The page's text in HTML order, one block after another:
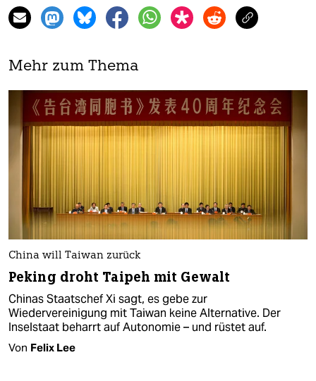
Mehr zum Thema
China will Taiwan zurück
Peking droht Taipeh mit Gewalt
Chinas Staatschef Xi sagt, es gebe zur
Wiedervereinigung mit Taiwan keine Alternative. Der
Inselstaat beharrt auf Autonomie – und rüstet auf.
Von Felix Lee